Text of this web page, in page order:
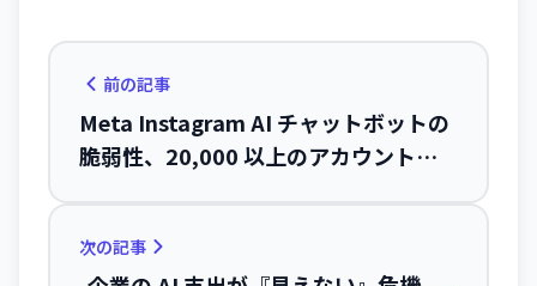
前の記事
Meta Instagram AI チャットボットの
脆弱性、20,000 以上のアカウントが
次の記事